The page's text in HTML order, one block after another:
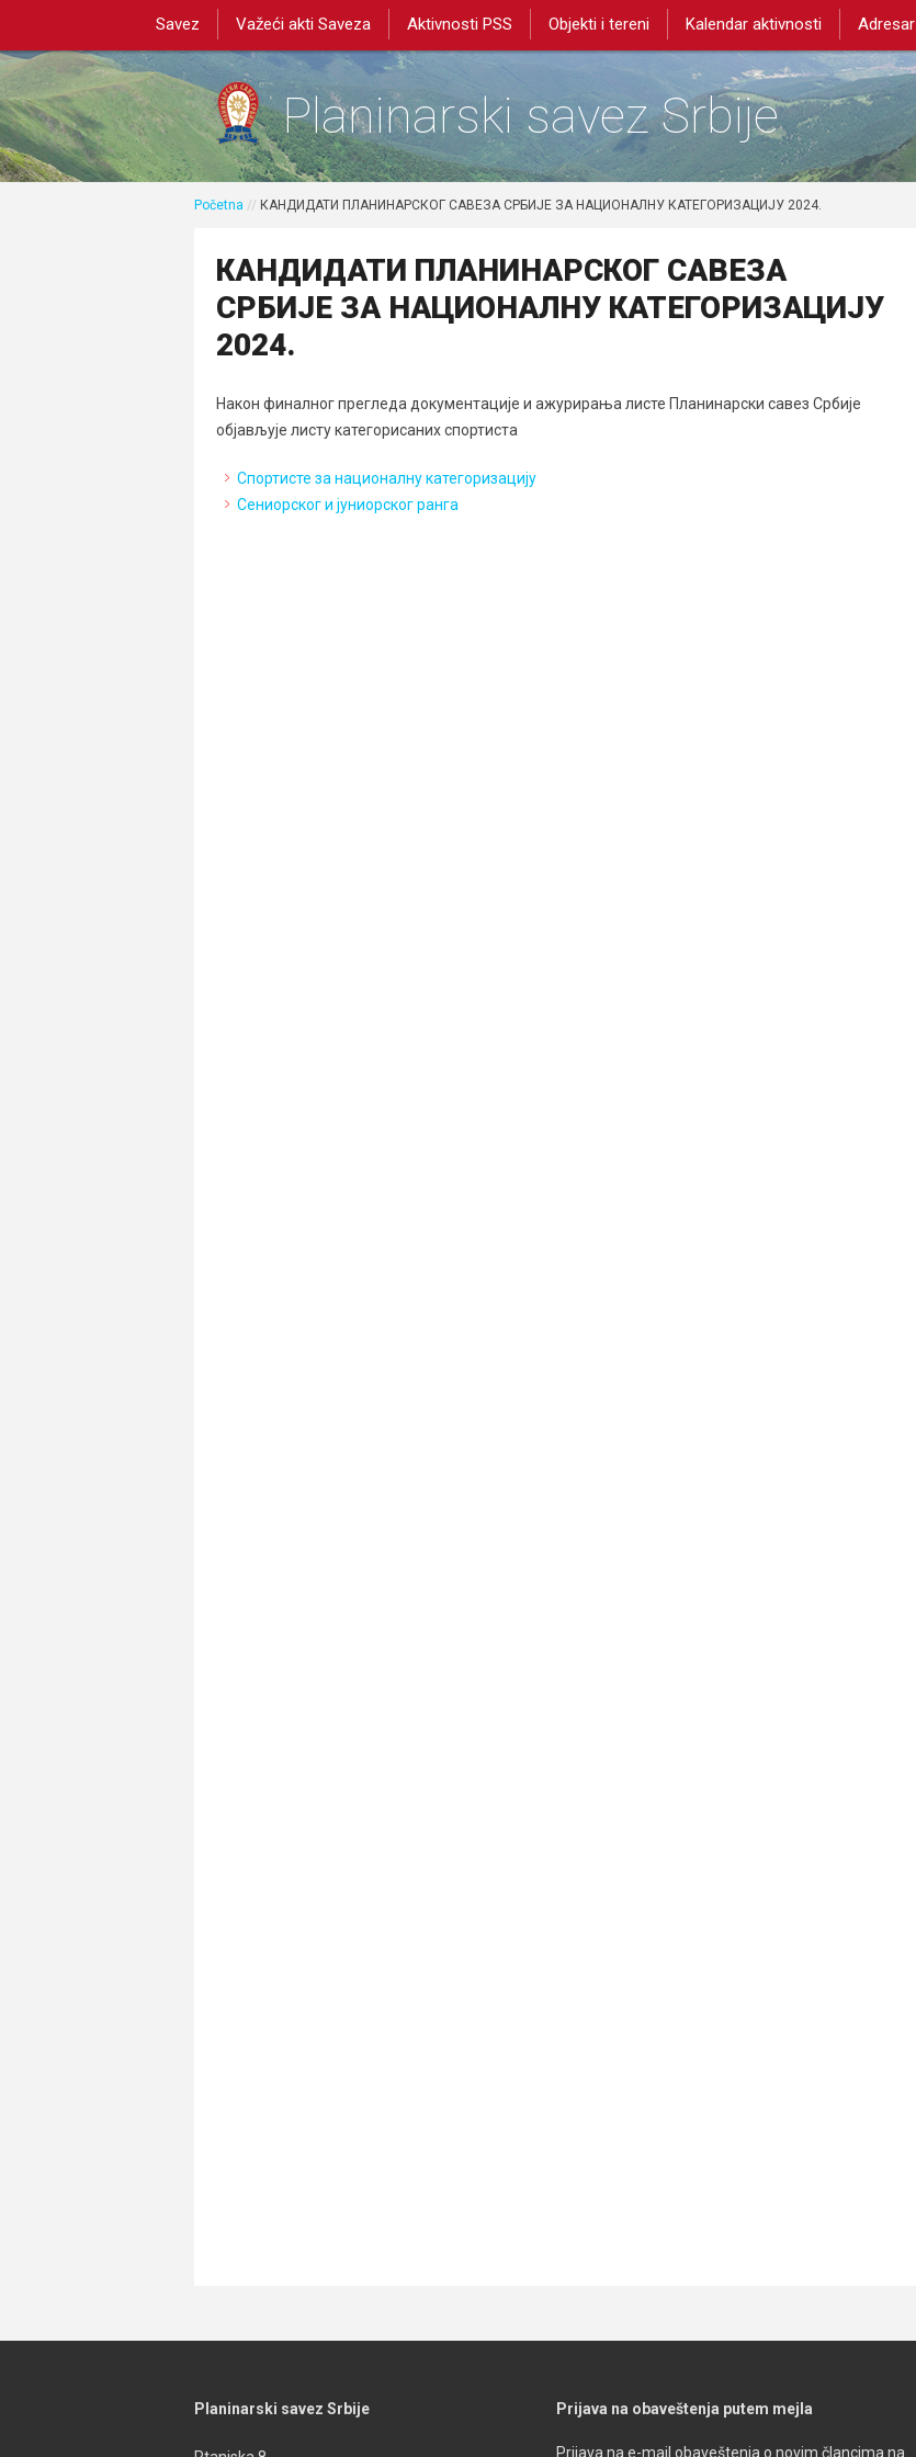
Savez Važeći akti Saveza Aktivnosti PSS Objekti i tereni Kalendar aktivnosti Adresar
Planinarski savez Srbije
Početna // КАНДИДАТИ ПЛАНИНАРСКОГ САВЕЗА СРБИЈЕ ЗА НАЦИОНАЛНУ КАТЕГОРИЗАЦИЈУ 2024.
КАНДИДАТИ ПЛАНИНАРСКОГ САВЕЗА
СРБИЈЕ ЗА НАЦИОНАЛНУ КАТЕГОРИЗАЦИЈУ
2024.
Након финалног прегледа документације и ажурирања листе Планинарски савез Србије
објављује листу категорисаних спортиста
Спортисте за националну категоризацију
Сениорског и јуниорског ранга
Planinarski savez Srbije Prijava na obaveštenja putem mejla
Prijava na e-mail obaveštenja o novim člancima na